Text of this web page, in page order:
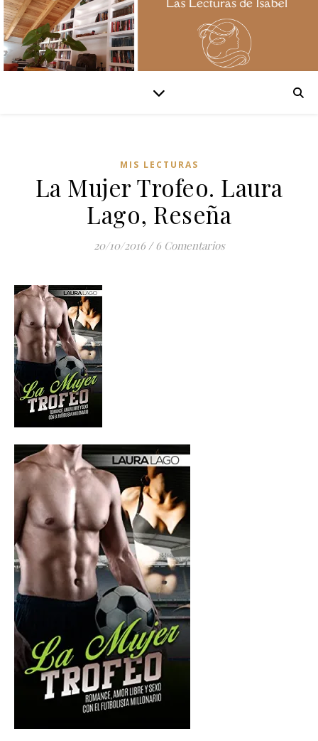
MIS LECTURAS
La Mujer Trofeo. Laura
Lago, Reseña
20/10/2016 / 6 Comentarios